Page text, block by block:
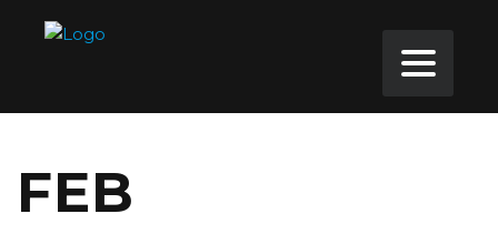
FEB